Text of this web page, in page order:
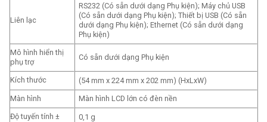
Liên lạc
RS232 (Có sẵn dưới dạng Phụ kiện); Máy chủ USB
(Có sẵn dưới dạng Phụ kiện); Thiết bị USB (Có sẵn
dưới dạng Phụ kiện); Ethernet (Có sẵn dưới dạng
Phụ kiện)
Mô hình hiển thị
phụ trợ
Có sẵn dưới dạng Phụ kiện
Kích thước (54 mm x 224 mm x 202 mm) (HxLxW)
Màn hình
Màn hình LCD lớn có đèn nền
Độ tuyến tính ±
0,1 g